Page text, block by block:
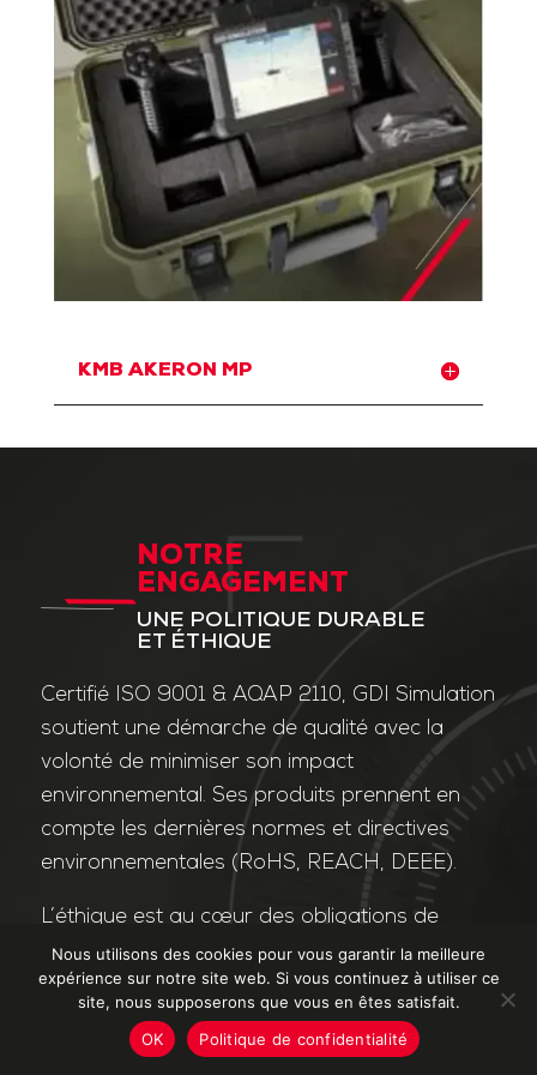
KMB AKERON MP
NOTRE
ENGAGEMENT
UNE POLITIQUE DURABLE
ET ÉTHIQUE
Certifié ISO 9001 & AQAP 2110, GDI Simulation
soutient une démarche de qualité avec la
volonté de minimiser son impact
environnemental. Ses produits prennent en
compte les dernières normes et directives
environnementales (RoHS, REACH, DEEE).
L’éthique est au cœur des obligations de
l’entreprise et de ses valeurs. Nos affaires
sont conduites dans le strict respect des
différentes lois applicables dans le domaine
de la lutte contre la corruption et le trafic
Nous utilisons des cookies pour vous garantir la meilleure
expérience sur notre site web. Si vous continuez à utiliser ce
site, nous supposerons que vous en êtes satisfait.
OK
Politique de confidentialité